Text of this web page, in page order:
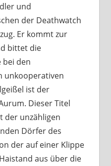
und
der Deathwatch
Er kommt zur
bittet die
bei den
unkooperativen
ist der
Dieser Titel
der unzähligen
Dörfer des
der auf einer Klippe
aus über die